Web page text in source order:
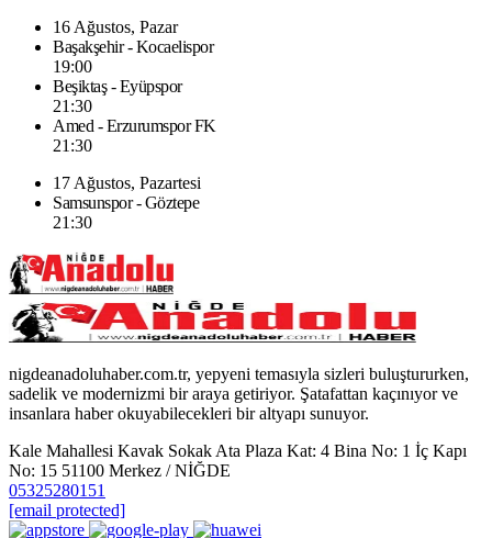
16 Ağustos, Pazar
Başakşehir - Kocaelispor
19:00
Beşiktaş - Eyüpspor
21:30
Amed - Erzurumspor FK
21:30
17 Ağustos, Pazartesi
Samsunspor - Göztepe
21:30
nigdeanadoluhaber.com.tr, yepyeni temasıyla sizleri buluştururken,
sadelik ve modernizmi bir araya getiriyor. Şatafattan kaçınıyor ve
insanlara haber okuyabilecekleri bir altyapı sunuyor.
Kale Mahallesi Kavak Sokak Ata Plaza Kat: 4 Bina No: 1 İç Kapı
No: 15 51100 Merkez / NİĞDE
05325280151
[email protected]